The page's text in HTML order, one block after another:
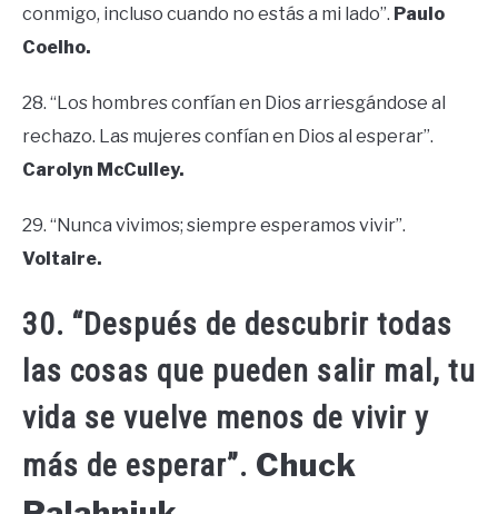
conmigo, incluso cuando no estás a mi lado”. Paulo
Coelho.
28. “Los hombres confían en Dios arriesgándose al
rechazo. Las mujeres confían en Dios al esperar”.
Carolyn McCulley.
29. “Nunca vivimos; siempre esperamos vivir”.
Voltaire.
30. “Después de descubrir todas
las cosas que pueden salir mal, tu
vida se vuelve menos de vivir y
más de esperar”. Chuck